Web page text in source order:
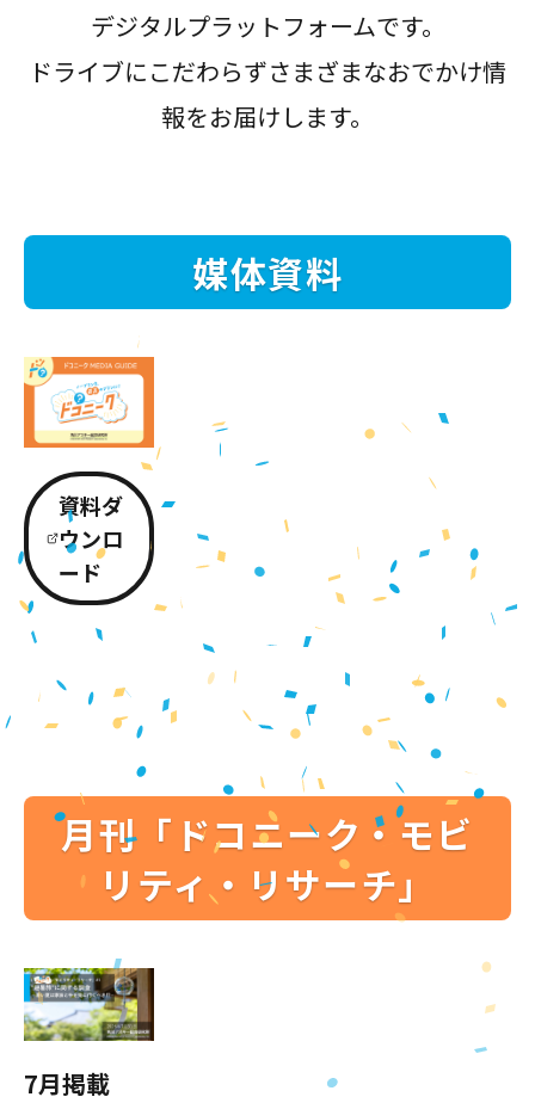
デジタルプラットフォームです。
ドライブにこだわらずさまざまなおでかけ情
報をお届けします。
媒体資料
資料ダ
ウンロ
ード
月刊「ドコニーク・モビ
リティ・リサーチ」
7月掲載